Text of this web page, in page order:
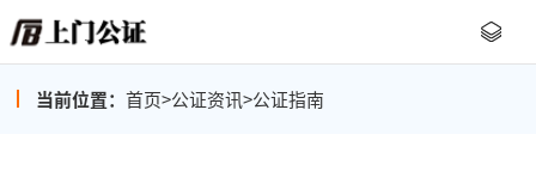
当前位置： 首页>公证资讯>公证指南